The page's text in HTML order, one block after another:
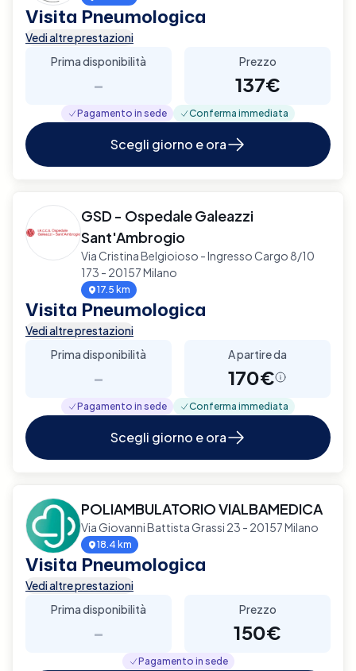
Visita Pneumologica
Vedi altre prestazioni
Prima disponibilità
-
Prezzo
137€
Pagamento in sede Conferma immediata
Scegli giorno e ora
GSD - Ospedale Galeazzi
Sant'Ambrogio
Via Cristina Belgioioso - Ingresso Cargo 8/10
173 - 20157 Milano
17.5 km
Visita Pneumologica
Vedi altre prestazioni
Prima disponibilità
-
A partire da
170€
Pagamento in sede Conferma immediata
Scegli giorno e ora
POLIAMBULATORIO VIALBAMEDICA
Via Giovanni Battista Grassi 23 - 20157 Milano
18.4 km
Visita Pneumologica
Vedi altre prestazioni
Prima disponibilità
-
Prezzo
150€
Pagamento in sede